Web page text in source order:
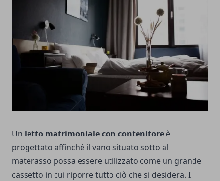
Un letto matrimoniale con contenitore è
progettato affinché il vano situato sotto al
materasso possa essere utilizzato come un grande
cassetto in cui riporre tutto ciò che si desidera. I